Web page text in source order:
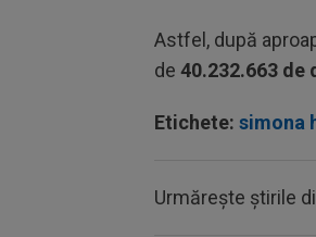
Astfel, după
de 40.232.663 de
Etichete: simona
Urmărește știrile